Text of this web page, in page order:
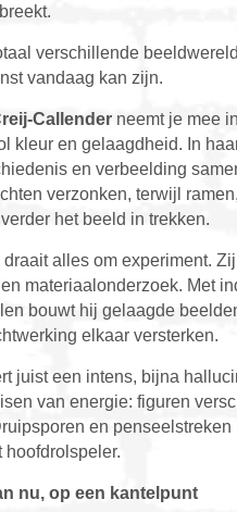
verschillende
vandaag kan zijn.
Callender neemt je mee
kleur en gelaagdheid. In
en verbeelding
verzonken, terwijl
het beeld in trekken.
draait alles om experiment.
materiaalonderzoek. Met
bouwt hij gelaagde
elkaar versterken.
juist een intens, bijna
van energie: figuren
en
hoofdrolspeler.
nu, op een kantelpunt